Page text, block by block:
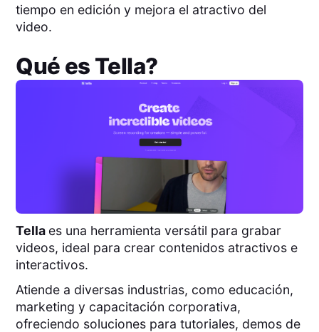
tiempo en edición y mejora el atractivo del
video.
Qué es Tella?
Tella es una herramienta versátil para grabar
videos, ideal para crear contenidos atractivos e
interactivos.
Atiende a diversas industrias, como educación,
marketing y capacitación corporativa,
ofreciendo soluciones para tutoriales, demos de